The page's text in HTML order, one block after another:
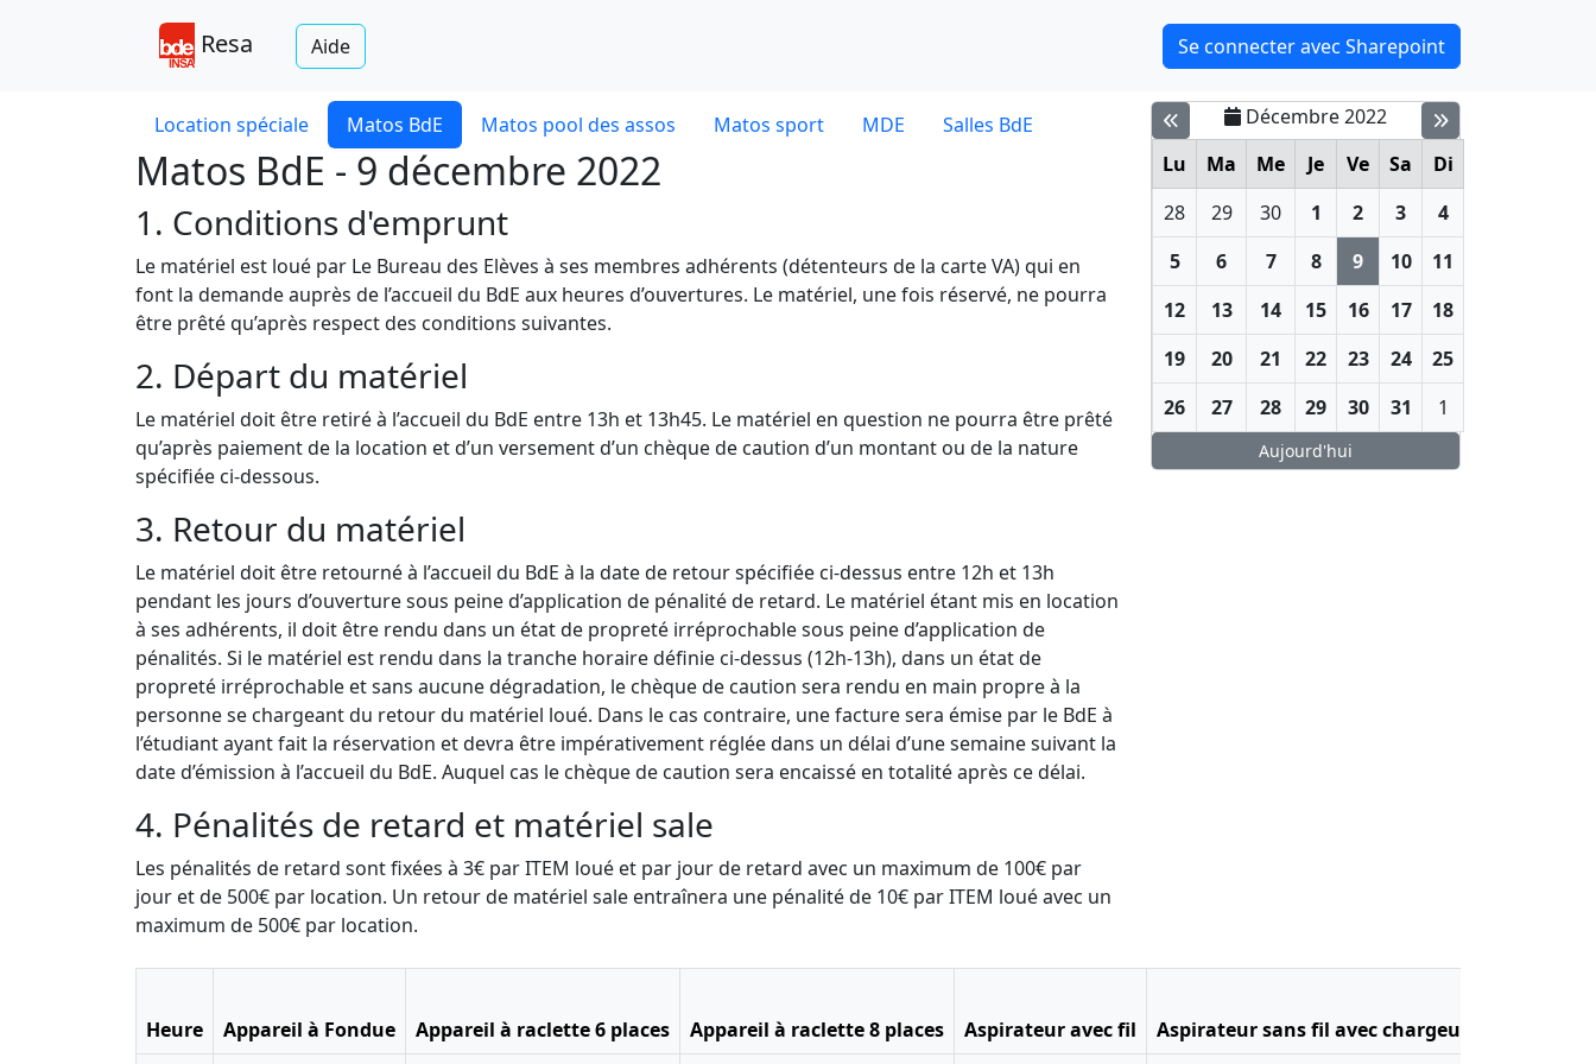
Resa Aide Se connecter avec Sharepoint
Location spéciale Matos BdE Matos pool des assos Matos sport MDE Salles BdE
Matos BdE - 9 décembre 2022
1. Conditions d'emprunt
Le matériel est loué par Le Bureau des Elèves à ses membres adhérents (détenteurs de la carte VA) qui en
font la demande auprès de l’accueil du BdE aux heures d’ouvertures. Le matériel, une fois réservé, ne pourra
être prêté qu’après respect des conditions suivantes.
2. Départ du matériel
Le matériel doit être retiré à l’accueil du BdE entre 13h et 13h45. Le matériel en question ne pourra être prêté
qu’après paiement de la location et d’un versement d’un chèque de caution d’un montant ou de la nature
spécifiée ci-dessous.
3. Retour du matériel
Le matériel doit être retourné à l’accueil du BdE à la date de retour spécifiée ci-dessus entre 12h et 13h
pendant les jours d’ouverture sous peine d’application de pénalité de retard. Le matériel étant mis en location
à ses adhérents, il doit être rendu dans un état de propreté irréprochable sous peine d’application de
pénalités. Si le matériel est rendu dans la tranche horaire définie ci-dessus (12h-13h), dans un état de
propreté irréprochable et sans aucune dégradation, le chèque de caution sera rendu en main propre à la
personne se chargeant du retour du matériel loué. Dans le cas contraire, une facture sera émise par le BdE à
l’étudiant ayant fait la réservation et devra être impérativement réglée dans un délai d’une semaine suivant la
date d’émission à l’accueil du BdE. Auquel cas le chèque de caution sera encaissé en totalité après ce délai.
4. Pénalités de retard et matériel sale
Les pénalités de retard sont fixées à 3€ par ITEM loué et par jour de retard avec un maximum de 100€ par
jour et de 500€ par location. Un retour de matériel sale entraînera une pénalité de 10€ par ITEM loué avec un
maximum de 500€ par location.
Décembre 2022
Lu
Ma Me Je Ve Sa
Di
28
29 30 1 2 3
4
5
6 7 8 9 10
11
12
13 14 15 16 17
18
19
20 21 22 23 24
25
26
27 28 29 30 31 1
Aujourd'hui
Heure Appareil à Fondue Appareil à raclette 6 places Appareil à raclette 8 places Aspirateur avec fil Aspirateur sans fil avec chargeur